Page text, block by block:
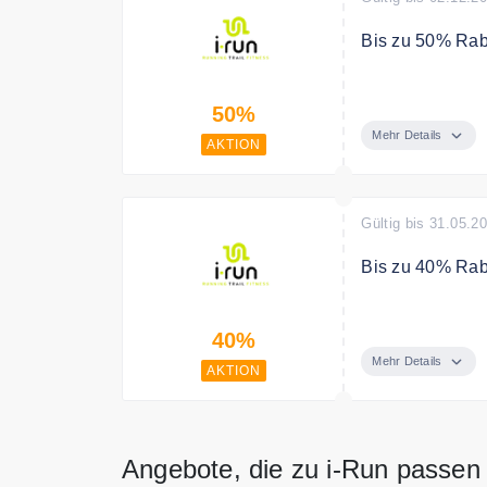
50%
AKTION
Bis zu 50%
zur
Mehr Details
40%
AKTION
Gültig bis
Bis zu 40%
Mehr Details
Angebote, die zu i-Run passen